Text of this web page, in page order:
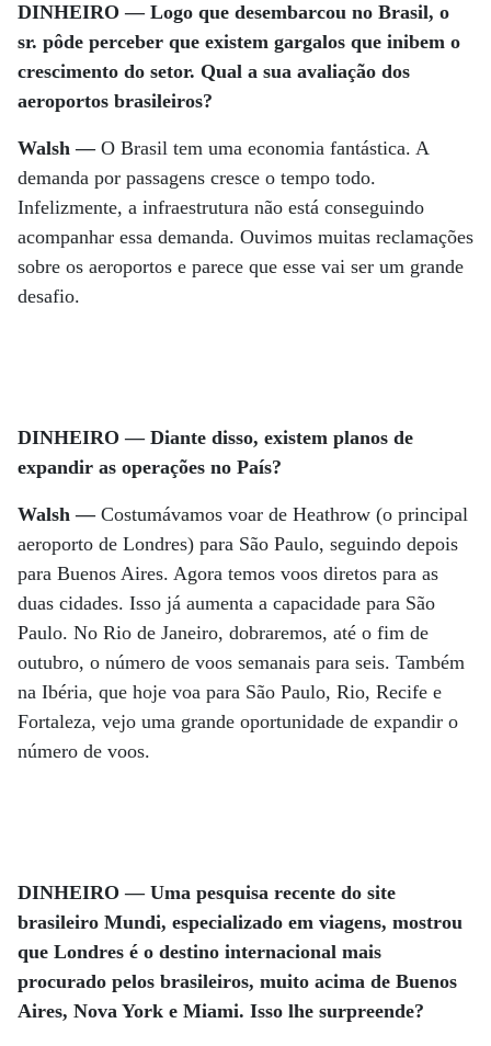
DINHEIRO — Logo que desembarcou no Brasil, o
sr. pôde perceber que existem gargalos que inibem o
crescimento do setor. Qual a sua avaliação dos
aeroportos brasileiros?
Walsh —O Brasil tem uma economia fantástica. A
demanda por passagens cresce o tempo todo.
Infelizmente, a infraestrutura não está conseguindo
acompanhar essa demanda. Ouvimos muitas reclamações
sobre os aeroportos e parece que esse vai ser um grande
desafio.
DINHEIRO — Diante disso, existem planos de
expandir as operações no País?
Walsh — Costumávamos voar de Heathrow (o principal
aeroporto de Londres) para São Paulo, seguindo depois
para Buenos Aires. Agora temos voos diretos para as
duas cidades. Isso já aumenta a capacidade para São
Paulo. No Rio de Janeiro, dobraremos, até o fim de
outubro, o número de voos semanais para seis. Também
na Ibéria, que hoje voa para São Paulo, Rio, Recife e
Fortaleza, vejo uma grande oportunidade de expandir o
número de voos.
DINHEIRO — Uma pesquisa recente do site
brasileiro Mundi, especializado em viagens, mostrou
que Londres é o destino internacional mais
procurado pelos brasileiros, muito acima de Buenos
Aires, Nova York e Miami. Isso lhe surpreende?